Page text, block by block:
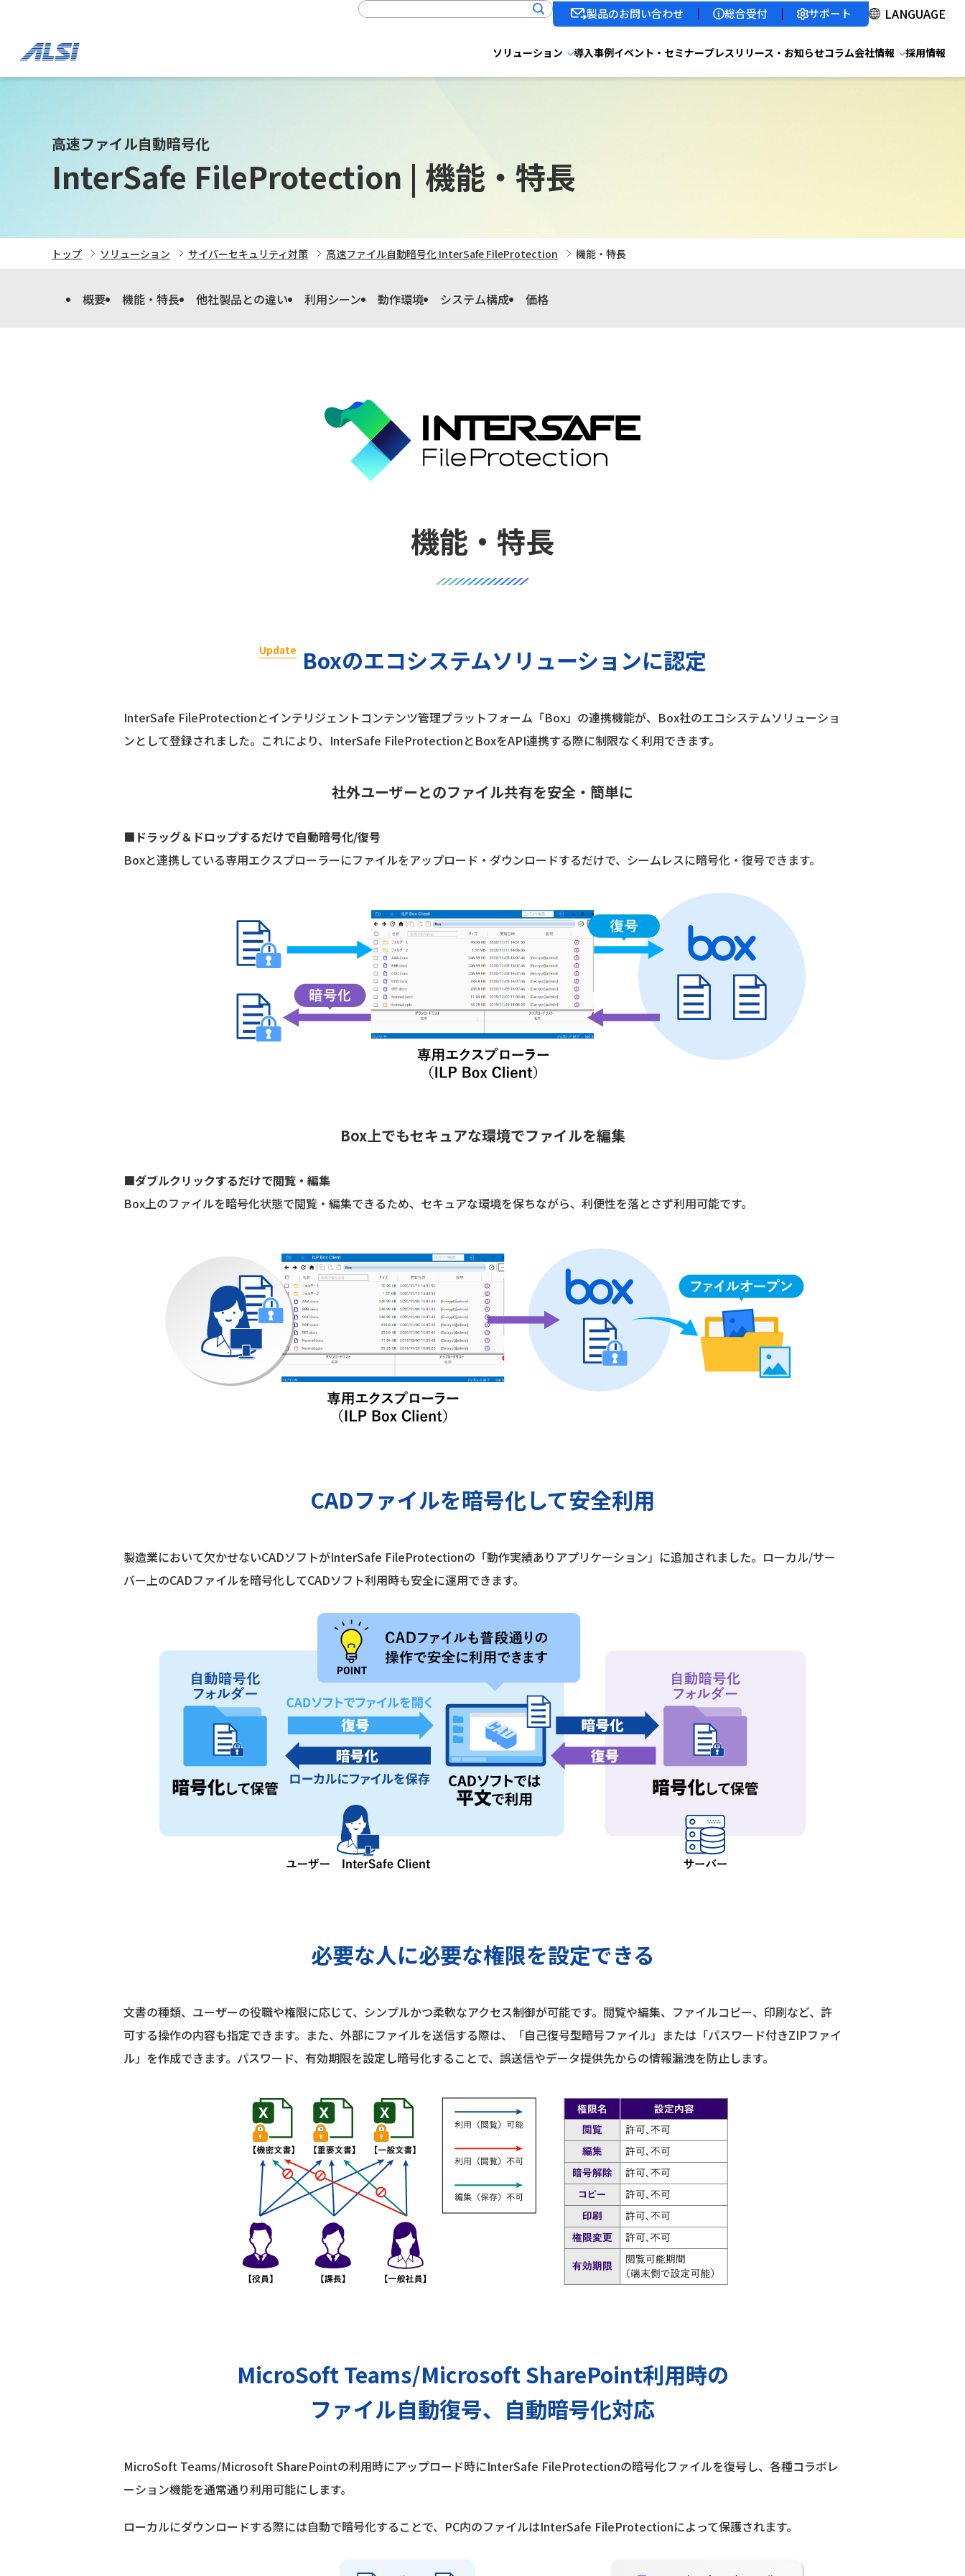
製品のお問い合わせ 総合受付 サポート
ソリューション 導入事例イベント・セミナープレスリリース・お知らせコラム会社情報 採用情報
高速ファイル自動暗号化
InterSafe FileProtection | 機能・特長
トップ ソリューション サイバーセキュリティ対策 高速ファイル自動暗号化 InterSafe FileProtection 機能・特長
概要 機能・特長 他社製品との違い 利用シーン 動作環境 システム構成 価格
機能・特長
Update Boxのエコシステムソリューションに認定
InterSafe FileProtectionとインテリジェントコンテンツ管理プラットフォーム「Box」の連携機能が、Box社のエコシステムソリューショ
ンとして登録されました。これにより、InterSafe FileProtectionとBoxをAPI連携する際に制限なく利用できます。
社外ユーザーとのファイル共有を安全・簡単に
■ドラッグ＆ドロップするだけで自動暗号化/復号
Boxと連携している専用エクスプローラーにファイルをアップロード・ダウンロードするだけで、シームレスに暗号化・復号できます。
Box上でもセキュアな環境でファイルを編集
■ダブルクリックするだけで閲覧・編集
Box上のファイルを暗号化状態で閲覧・編集できるため、セキュアな環境を保ちながら、利便性を落とさず利用可能です。
CADファイルを暗号化して安全利用
製造業において欠かせないCADソフトがInterSafe FileProtectionの「動作実績ありアプリケーション」に追加されました。ローカル/サー
バー上のCADファイルを暗号化してCADソフト利用時も安全に運用できます。
必要な人に必要な権限を設定できる
文書の種類、ユーザーの役職や権限に応じて、シンプルかつ柔軟なアクセス制御が可能です。閲覧や編集、ファイルコピー、印刷など、許
可する操作の内容も指定できます。また、外部にファイルを送信する際は、「自己復号型暗号ファイル」または「パスワード付きZIPファイ
ル」を作成できます。パスワード、有効期限を設定し暗号化することで、誤送信やデータ提供先からの情報漏洩を防止します。
MicroSoft Teams/Microsoft SharePoint利用時の
ファイル自動復号、自動暗号化対応
MicroSoft Teams/Microsoft SharePointの利用時にアップロード時にInterSafe FileProtectionの暗号化ファイルを復号し、各種コラボレ
ーション機能を通常通り利用可能にします。
ローカルにダウンロードする際には自動で暗号化することで、PC内のファイルはInterSafe FileProtectionによって保護されます。